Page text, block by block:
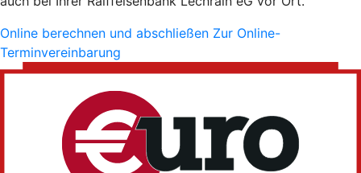
Online berechnen und abschließen Zur Online-
Terminvereinbarung